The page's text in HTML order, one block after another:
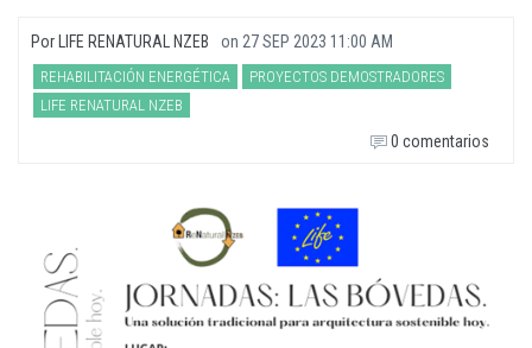
PorLIFE RENATURAL NZEB on 27 SEP 2023 11:00 AM
REHABILITACIÓN ENERGÉTICA
PROYECTOS DEMOSTRADORES
LIFE RENATURAL NZEB
0 comentarios